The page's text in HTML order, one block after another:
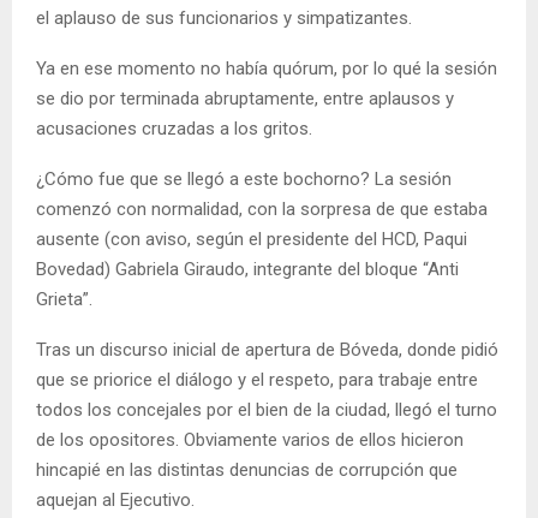
el aplauso de sus funcionarios y simpatizantes.
Ya en ese momento no había quórum, por lo qué la sesión
se dio por terminada abruptamente, entre aplausos y
acusaciones cruzadas a los gritos.
¿Cómo fue que se llegó a este bochorno? La sesión
comenzó con normalidad, con la sorpresa de que estaba
ausente (con aviso, según el presidente del HCD, Paqui
Bovedad) Gabriela Giraudo, integrante del bloque “Anti
Grieta”.
Tras un discurso inicial de apertura de Bóveda, donde pidió
que se priorice el diálogo y el respeto, para trabaje entre
todos los concejales por el bien de la ciudad, llegó el turno
de los opositores. Obviamente varios de ellos hicieron
hincapié en las distintas denuncias de corrupción que
aquejan al Ejecutivo.